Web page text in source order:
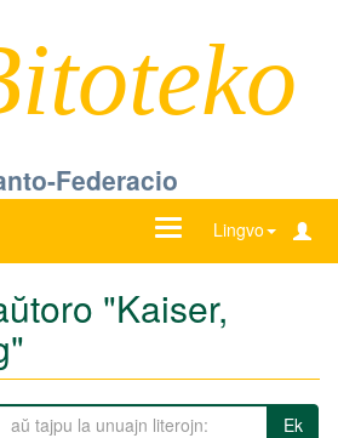
Federacio
Lingvo
Ŝanĝu
"Kaiser,
Ek